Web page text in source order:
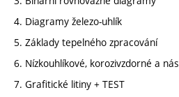
4. Diagramy železo-uhlík
5. Základy tepelného zpracování
6. Nízkouhlíkové, korozivzdorné a
7. Grafitické litiny + TEST